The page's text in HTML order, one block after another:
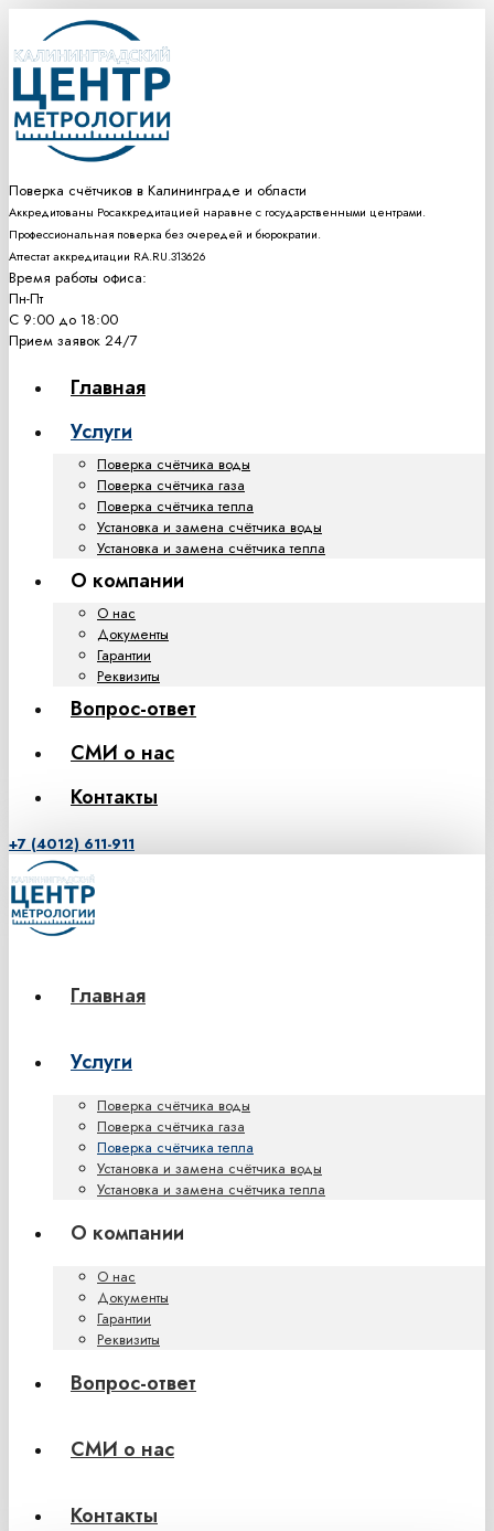
Поверка счётчиков в Калининграде и области
Аккредитованы Росаккредитацией наравне с государственными центрами.
Профессиональная поверка без очередей и бюрократии.
Аттестат аккредитации RA.RU.313626
Время работы офиса:
Пн-Пт
С 9:00 до 18:00
Прием заявок 24/7
Главная
Услуги
Поверка счётчика воды
Поверка счётчика газа
Поверка счётчика тепла
Установка и замена счётчика воды
Установка и замена счётчика тепла
О компании
О нас
Документы
Гарантии
Реквизиты
Вопрос-ответ
СМИ о нас
Контакты
+7 (4012) 611-911
Главная
Услуги
Поверка счётчика воды
Поверка счётчика газа
Поверка счётчика тепла
Установка и замена счётчика воды
Установка и замена счётчика тепла
О компании
О нас
Документы
Гарантии
Реквизиты
Вопрос-ответ
СМИ о нас
Контакты